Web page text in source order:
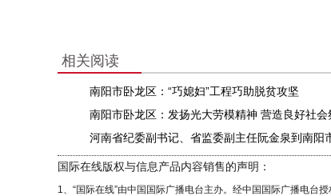
相关阅读
南阳市卧龙区：“巧媳妇”工程巧助脱贫攻坚
南阳市卧龙区：发扬光大劳模精神 营造良好社会
河南省纪委副书记、省监委副主任阮金泉到南阳
国际在线版权与信息产品内容销售的声明：
1、“国际在线”由中国国际广播电台主办。经中国国际广播电台